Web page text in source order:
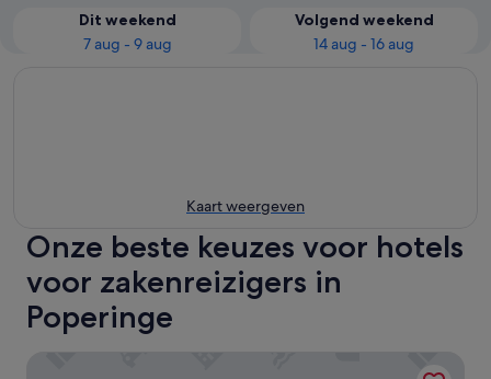
Dit weekend
7 aug - 9 aug
Volgend weekend
14 aug - 16 aug
Kaart weergeven
Onze beste keuzes voor hotels
voor zakenreizigers in
Poperinge